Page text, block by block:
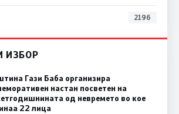
2196
ИЗБОР
Гази Баба организира
настан посветен на
од невремето во кое
22 лица